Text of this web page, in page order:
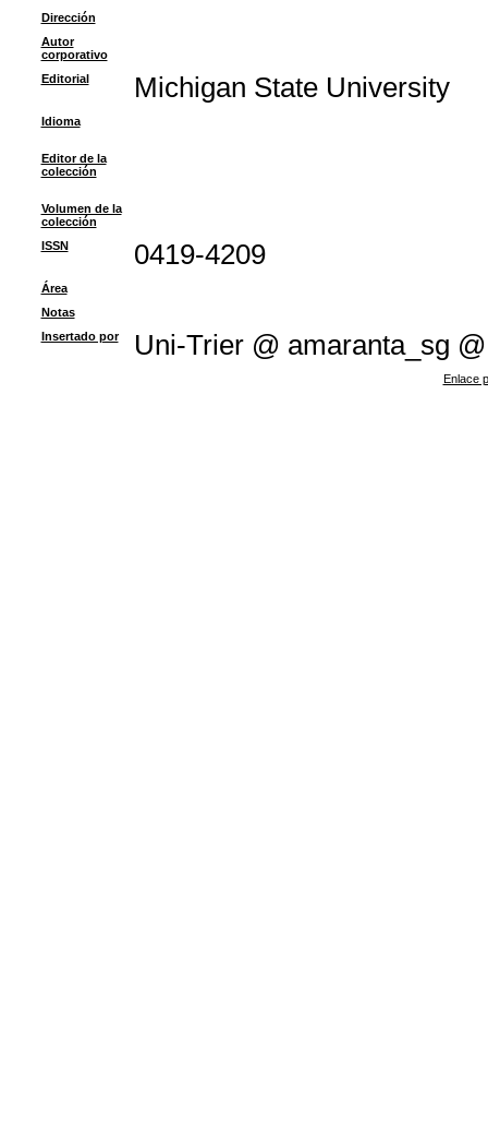
Dirección
Autor
corporativo
Editorial
Michigan State University
Idioma
Editor de la
colección
Volumen de la
colección
ISSN
0419-4209
Área
Notas
Insertado por
Uni-Trier @ amaranta_sg @
Enlace